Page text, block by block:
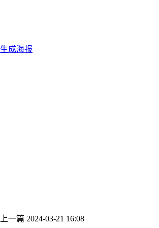
生成海报
上一篇 2024-03-21 16:08